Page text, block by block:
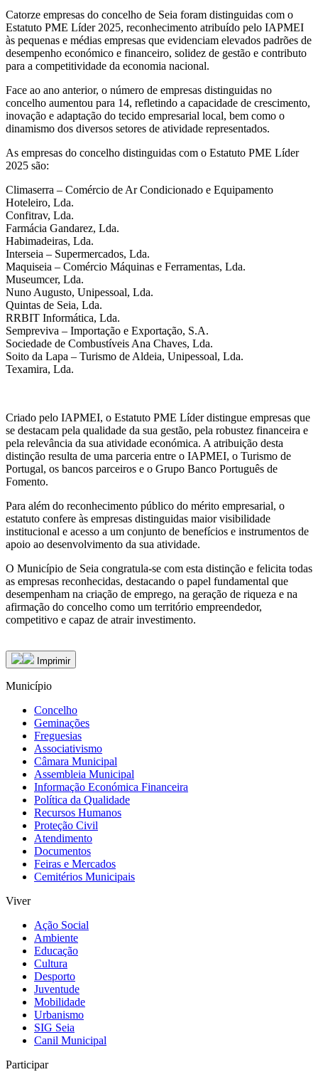
Catorze empresas do concelho de Seia foram distinguidas com o
Estatuto PME Líder 2025, reconhecimento atribuído pelo IAPMEI
às pequenas e médias empresas que evidenciam elevados padrões de
desempenho económico e financeiro, solidez de gestão e contributo
para a competitividade da economia nacional.
Face ao ano anterior, o número de empresas distinguidas no
concelho aumentou para 14, refletindo a capacidade de crescimento,
inovação e adaptação do tecido empresarial local, bem como o
dinamismo dos diversos setores de atividade representados.
As empresas do concelho distinguidas com o Estatuto PME Líder
2025 são:
Climaserra – Comércio de Ar Condicionado e Equipamento
Hoteleiro, Lda.
Confitrav, Lda.
Farmácia Gandarez, Lda.
Habimadeiras, Lda.
Interseia – Supermercados, Lda.
Maquiseia – Comércio Máquinas e Ferramentas, Lda.
Museumcer, Lda.
Nuno Augusto, Unipessoal, Lda.
Quintas de Seia, Lda.
RRBIT Informática, Lda.
Sempreviva – Importação e Exportação, S.A.
Sociedade de Combustíveis Ana Chaves, Lda.
Soito da Lapa – Turismo de Aldeia, Unipessoal, Lda.
Texamira, Lda.
Criado pelo IAPMEI, o Estatuto PME Líder distingue empresas que
se destacam pela qualidade da sua gestão, pela robustez financeira e
pela relevância da sua atividade económica. A atribuição desta
distinção resulta de uma parceria entre o IAPMEI, o Turismo de
Portugal, os bancos parceiros e o Grupo Banco Português de
Fomento.
Para além do reconhecimento público do mérito empresarial, o
estatuto confere às empresas distinguidas maior visibilidade
institucional e acesso a um conjunto de benefícios e instrumentos de
apoio ao desenvolvimento da sua atividade.
O Município de Seia congratula-se com esta distinção e felicita todas
as empresas reconhecidas, destacando o papel fundamental que
desempenham na criação de emprego, na geração de riqueza e na
afirmação do concelho como um território empreendedor,
competitivo e capaz de atrair investimento.
Imprimir
Município
Concelho
Geminações
Freguesias
Associativismo
Câmara Municipal
Assembleia Municipal
Informação Económica Financeira
Política da Qualidade
Recursos Humanos
Proteção Civil
Atendimento
Documentos
Feiras e Mercados
Cemitérios Municipais
Viver
Ação Social
Ambiente
Educação
Cultura
Desporto
Juventude
Mobilidade
Urbanismo
SIG Seia
Canil Municipal
Participar